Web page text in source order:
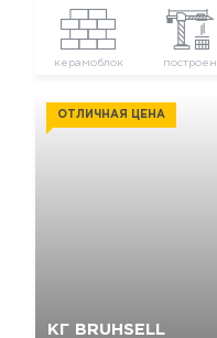
керамоблок построен
КГ BRUHSELL
ОТЛИЧНАЯ ЦЕНА